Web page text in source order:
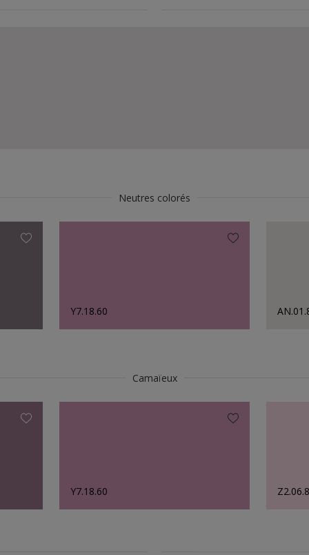
Neutres colorés
Y7.18.60
Camaïeux
Y7.18.60